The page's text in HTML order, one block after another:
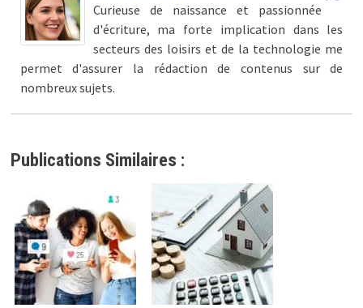
Curieuse de naissance et passionnée
d'écriture, ma forte implication dans les
secteurs des loisirs et de la technologie me
permet d'assurer la rédaction de contenus sur de
nombreux sujets.
Publications Similaires :